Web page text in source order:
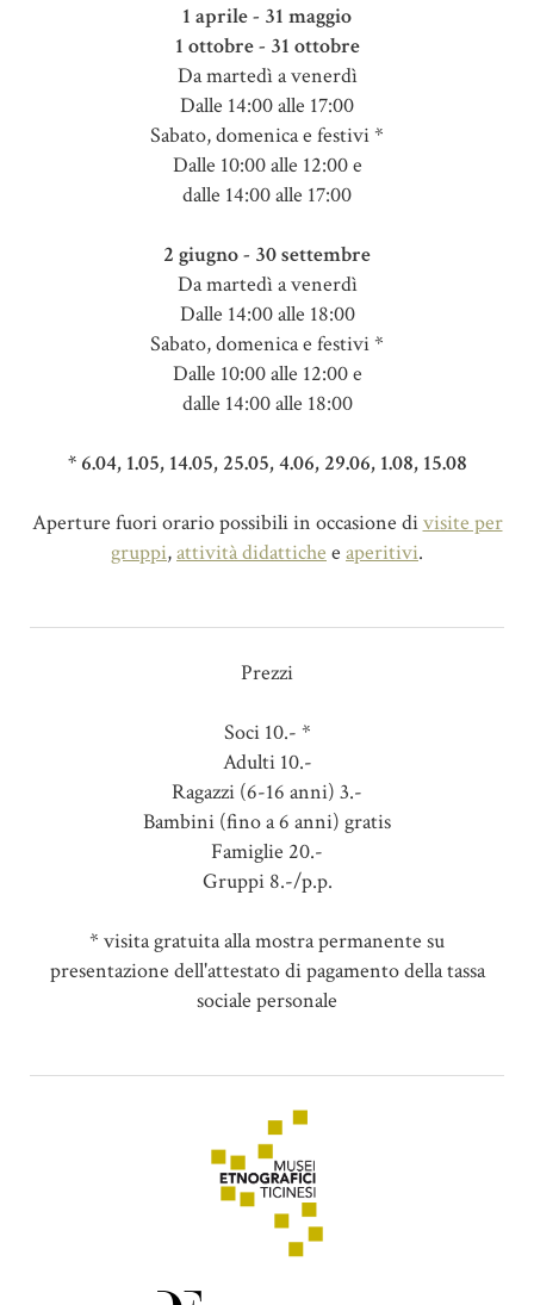
1 aprile - 31 maggio
1 ottobre - 31 ottobre
Da martedì a venerdì
Dalle 14:00 alle 17:00
Sabato, domenica e festivi *
Dalle 10:00 alle 12:00 e
dalle 14:00 alle 17:00
2 giugno - 30 settembre
Da martedì a venerdì
Dalle 14:00 alle 18:00
Sabato, domenica e festivi *
Dalle 10:00 alle 12:00 e
dalle 14:00 alle 18:00
* 6.04, 1.05, 14.05, 25.05, 4.06, 29.06, 1.08, 15.08
Aperture fuori orario possibili in occasione divisite per
gruppi,attività didattiche e aperitivi.
Prezzi
Soci 10.- *
Adulti 10.-
Ragazzi (6-16 anni) 3.-
Bambini (fino a 6 anni) gratis
Famiglie 20.-
Gruppi 8.-/p.p.
* visita gratuita alla mostra permanente su
presentazione dell'attestato di pagamento della tassa
sociale personale